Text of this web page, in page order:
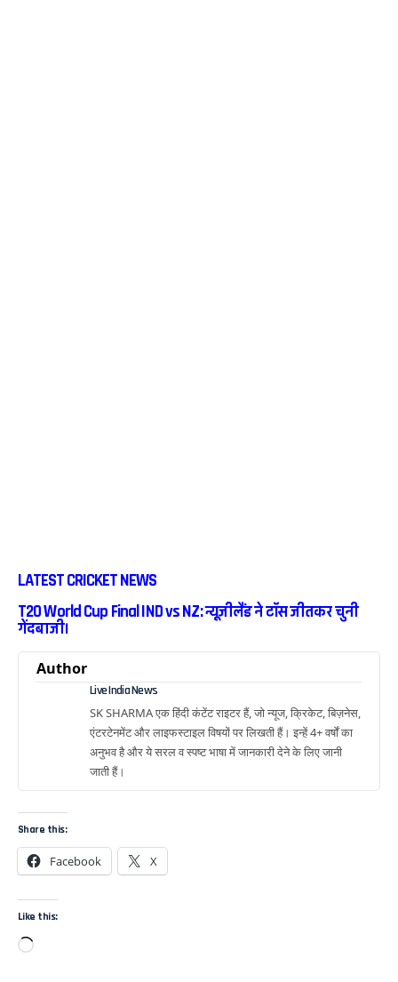
LATEST CRICKET NEWS
T20 World Cup Final IND vs NZ: न्यूजीलैंड ने टॉस जीतकर चुनी
गेंदबाजी।
Author
Live India News
SK SHARMA एक हिंदी कंटेंट राइटर हैं, जो न्यूज, क्रिकेट, बिज़नेस,
एंटरटेनमेंट और लाइफस्टाइल विषयों पर लिखती हैं। इन्हें 4+ वर्षों का
अनुभव है और ये सरल व स्पष्ट भाषा में जानकारी देने के लिए जानी
जाती हैं।
Share this:
Facebook X
Like this: